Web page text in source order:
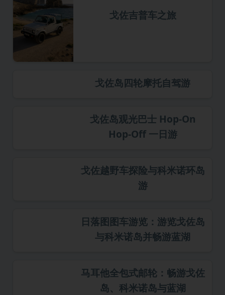
戈佐吉普车之旅
戈佐岛四轮摩托自驾游
戈佐岛观光巴士 Hop-On
Hop-Off 一日游
戈佐越野车探险与科米诺环岛
游
日落图图车游览：游览戈佐岛
与科米诺岛并畅游蓝湖
马耳他全包式邮轮：畅游戈佐
岛、科米诺岛与蓝湖